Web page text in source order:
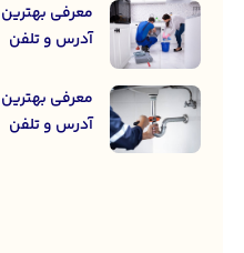
معرفی
آدرس و تلفن
معرفی
آدرس و تلفن